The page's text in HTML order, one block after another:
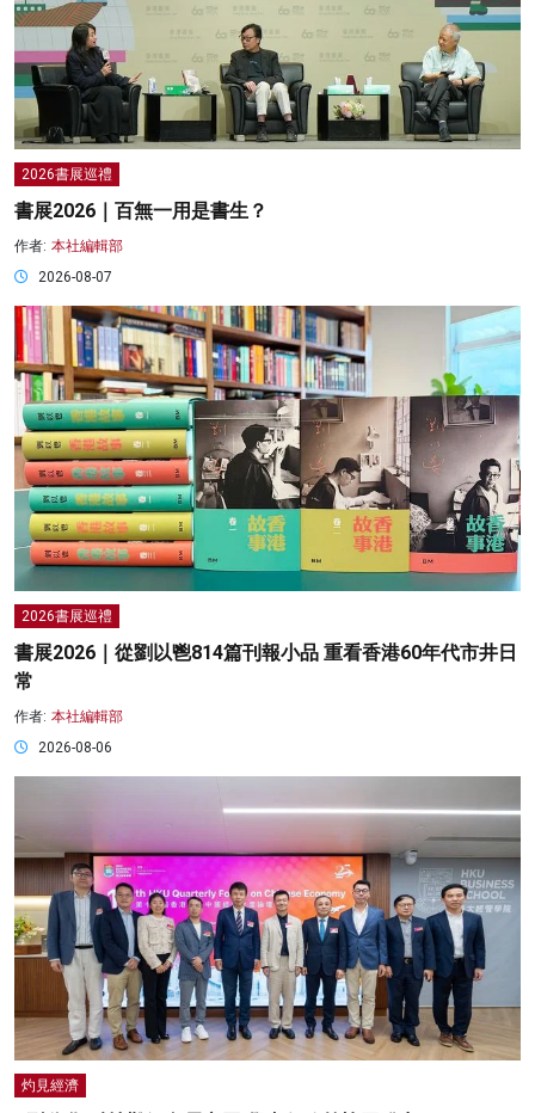
2026書展巡禮
書展2026｜百無一用是書生？
作者: 本社編輯部
2026-08-07
2026書展巡禮
書展2026｜從劉以鬯814篇刊報小品 重看香港60年代市井日
常
作者: 本社編輯部
2026-08-06
灼見經濟